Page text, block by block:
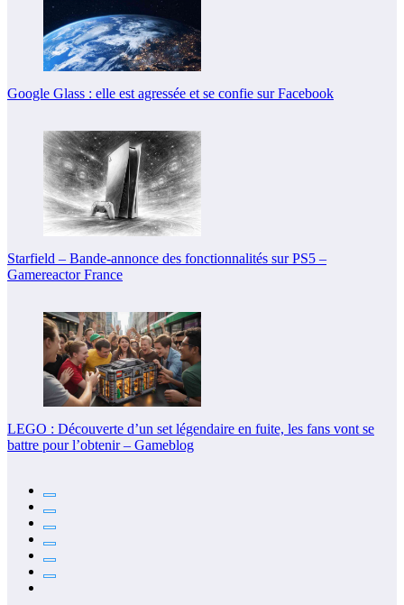
Google Glass : elle est agressée et se confie sur Facebook
Starfield – Bande-annonce des fonctionnalités sur PS5 –
Gamereactor France
LEGO : Découverte d’un set légendaire en fuite, les fans vont se
battre pour l’obtenir – Gameblog